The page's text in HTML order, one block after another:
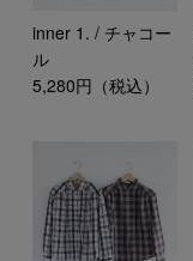
inner 1. / チャコー
ル
5,280円（税込）